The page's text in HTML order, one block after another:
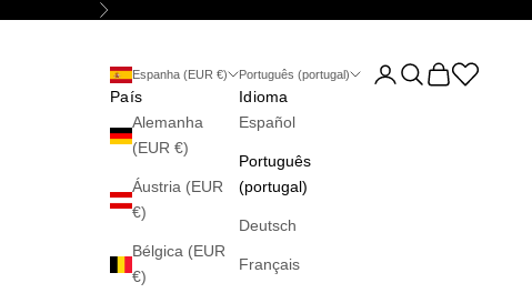
Seguinte
Espanha (EUR €)
País
Alemanha
(EUR €)
Áustria (EUR
€)
Bélgica (EUR
€)
Português (portugal)
Idioma
Español
Português
(portugal)
Deutsch
Français
Abrir página da conta
Abrir pesquisa
Abrir carrinho
Abrir la